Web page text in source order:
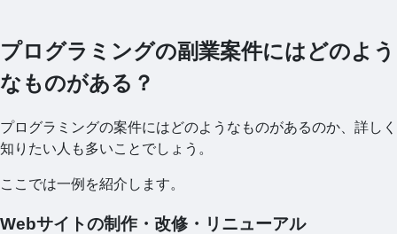
プログラミングの副業案件にはどのよう
なものがある？
プログラミングの案件にはどのようなものがあるのか、詳しく
知りたい人も多いことでしょう。
ここでは一例を紹介します。
Webサイトの制作・改修・リニューアル